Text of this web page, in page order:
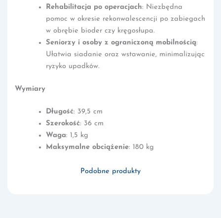
Rehabilitacja po operacjach: Niezbędna
pomoc w okresie rekonwalescencji po zabiegach
w obrębie bioder czy kręgosłupa.
Seniorzy i osoby z ograniczoną mobilnością:
Ułatwia siadanie oraz wstawanie, minimalizując
ryzyko upadków.
Wymiary
Długość: 39,5 cm
Szerokość: 36 cm
Waga: 1,5 kg
Maksymalne obciążenie: 180 kg
Podobne produkty